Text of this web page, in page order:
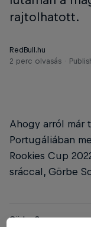
rajtolhatott.
RedBull.hu
2 perc olvasás
Ahogy arról már
Portugáliában
Rookies Cup
sráccal, Görbe
Görbe Soma